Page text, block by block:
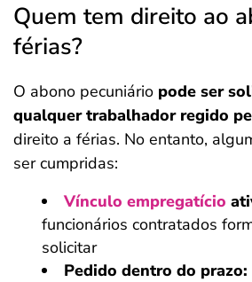
Quem tem direito ao
férias?
O abono pecuniário pode ser
qualquer trabalhador regido
direito a férias. No entanto,
ser cumpridas:
Vínculo empregatício
funcionários contratados
solicitar
Pedido dentro do prazo: